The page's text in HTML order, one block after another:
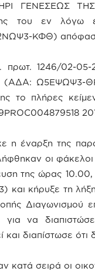
ΓΕΝΕΣΕΩΣ
του εν λόγω
ΚΦΘ) απόφαση
πρωτ. 1246/02-05-
(ΑΔΑ: Ω5ΕΨΩΨ3-
το πλήρες
η έναρξη της
οι
της ώρας
και κήρυξε τη
Διαγωνισμού
για να
και διαπίστωσε
κατά σειρά οι